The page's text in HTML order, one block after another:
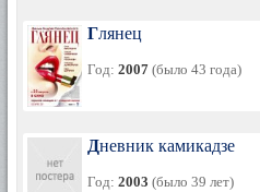
Глянец
Год: 2007 (было 43 года)
Дневник камикадзе
Год: 2003 (было 39 лет)